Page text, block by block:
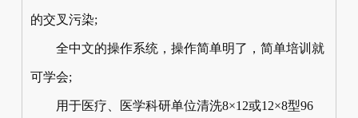
的交叉污染;
全中文的操作系统，操作简单明了，简单培训就
可学会;
用于医疗、医学科研单位清洗8×12或12×8型96